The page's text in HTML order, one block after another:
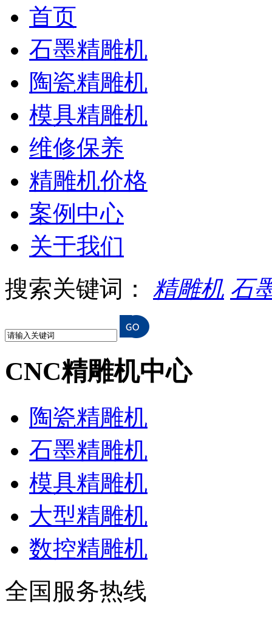
首页
石墨精雕机
陶瓷精雕机
模具精雕机
维修保养
精雕机价格
案例中心
关于我们
搜索关键词： 精雕机 石
CNC精雕机中心
陶瓷精雕机
石墨精雕机
模具精雕机
大型精雕机
数控精雕机
全国服务热线